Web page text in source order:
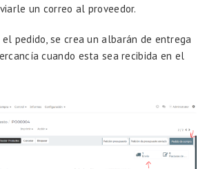
un correo al proveedor.
pedido, se crea un albarán de entrega
cuando esta sea recibida en el